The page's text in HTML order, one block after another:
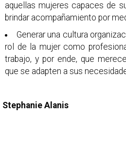
aquellas mujeres capaces de
brindar acompañamiento por
Generar una cultura
rol de la mujer como
trabajo, y por ende, que
que se adapten a sus
Stephanie Alanis